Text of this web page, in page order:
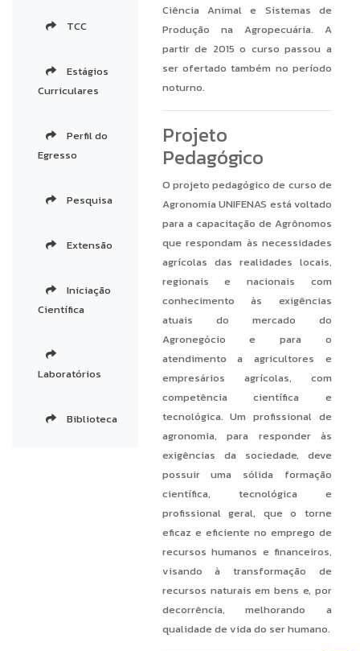
TCC
Estágios
Curriculares
Perfil do
Egresso
Pesquisa
Extensão
Iniciação
Científica
Laboratórios
Biblioteca
Ciência Animal e Sistemas de
Produção na Agropecuária. A
partir de 2015 o curso passou a
ser ofertado também no período
noturno.
Projeto
Pedagógico
O projeto pedagógico de curso de
Agronomia UNIFENAS está voltado
para a capacitação de Agrônomos
que respondam às necessidades
agrícolas das realidades locais,
regionais e nacionais com
conhecimento às exigências
atuais do mercado do
Agronegócio e para o
atendimento a agricultores e
empresários agrícolas, com
competência científica e
tecnológica. Um profissional de
agronomia, para responder às
exigências da sociedade, deve
possuir uma sólida formação
científica, tecnológica e
profissional geral, que o torne
eficaz e eficiente no emprego de
recursos humanos e financeiros,
visando à transformação de
recursos naturais em bens e, por
decorrência, melhorando a
qualidade de vida do ser humano.